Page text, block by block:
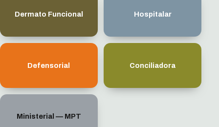
Dermato Funcional Hospitalar
Defensorial Conciliadora
Ministerial — MPT